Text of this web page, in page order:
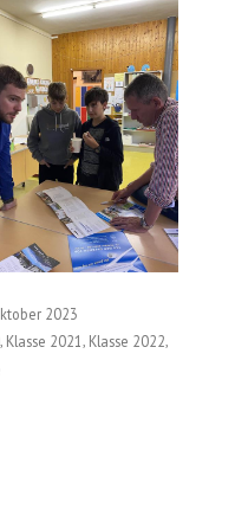
2023
Klasse 2021 Klasse 2022